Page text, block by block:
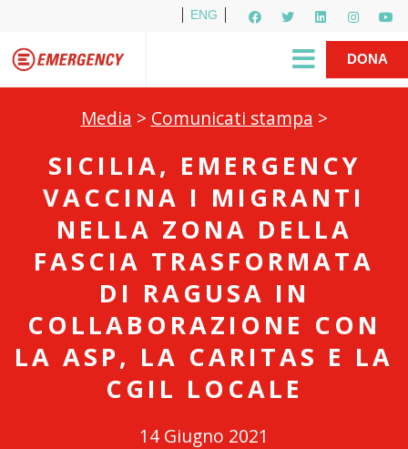
ENG
R1PUD1A
DONA
Media > Comunicati stampa >
SICILIA, EMERGENCY
VACCINA I MIGRANTI
NELLA ZONA DELLA
FASCIA TRASFORMATA
DI RAGUSA IN
COLLABORAZIONE CON
LA ASP, LA CARITAS E LA
CGIL LOCALE
14 Giugno 2021